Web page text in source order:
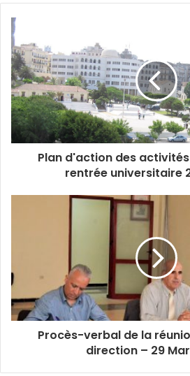
Plan d'action des
rentrée universitaire
Procès-verbal de la
direction – 29